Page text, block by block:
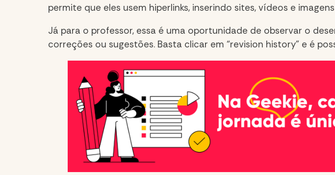
permite que eles usem hiperlinks, inserindo sites, vídeos e
Já para o professor, essa é uma oportunidade de observar o
correções ou sugestões. Basta clicar em “revision history” e é